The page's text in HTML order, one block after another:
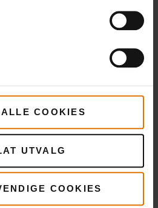
COOKIES
UTVALG
COOKIES